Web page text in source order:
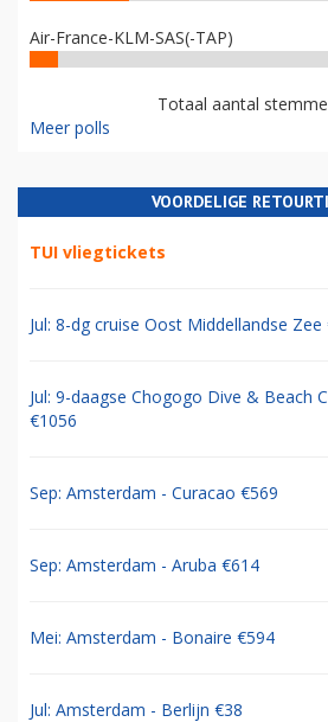
Air-France-KLM-SAS(-TAP)
Totaal aantal
Meer polls
VOORDELIGE
TUI vliegtickets
Jul: 8-dg cruise Oost Middellandse Zee
Jul: 9-daagse Chogogo Dive & Beach
€1056
Sep: Amsterdam - Curacao €569
Sep: Amsterdam - Aruba €614
Mei: Amsterdam - Bonaire €594
Jul: Amsterdam - Berlijn €38